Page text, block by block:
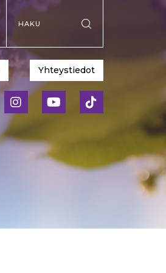
Hae sivustolta
Yhteystiedot